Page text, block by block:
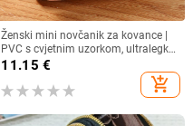
Ženski mini novčanik za kovance |
PVC s cvjetnim uzorkom, ultralegki,
dvostruki preklop
11.15 €
add_shopping_cart